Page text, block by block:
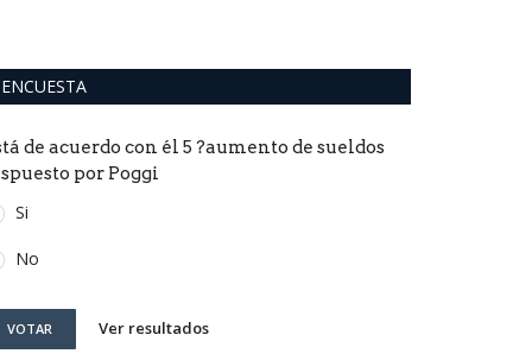
ENCUESTA
de acuerdo con él 5 ?aumento de sueldos
por Poggi
Si
No
VOTAR Ver resultados